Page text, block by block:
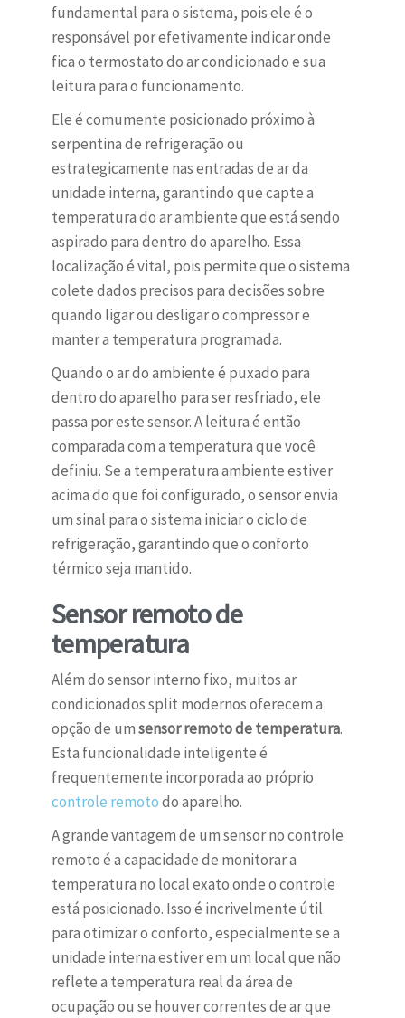
fundamental para o sistema, pois ele é o
responsável por efetivamente indicar onde
fica o termostato do ar condicionado e sua
leitura para o funcionamento.
Ele é comumente posicionado próximo à
serpentina de refrigeração ou
estrategicamente nas entradas de ar da
unidade interna, garantindo que capte a
temperatura do ar ambiente que está sendo
aspirado para dentro do aparelho. Essa
localização é vital, pois permite que o sistema
colete dados precisos para decisões sobre
quando ligar ou desligar o compressor e
manter a temperatura programada.
Quando o ar do ambiente é puxado para
dentro do aparelho para ser resfriado, ele
passa por este sensor. A leitura é então
comparada com a temperatura que você
definiu. Se a temperatura ambiente estiver
acima do que foi configurado, o sensor envia
um sinal para o sistema iniciar o ciclo de
refrigeração, garantindo que o conforto
térmico seja mantido.
Sensor remoto de
temperatura
Além do sensor interno fixo, muitos ar
condicionados split modernos oferecem a
opção de umsensor remoto de temperatura.
Esta funcionalidade inteligente é
frequentemente incorporada ao próprio
controle remotodo aparelho.
A grande vantagem de um sensor no controle
remoto é a capacidade de monitorar a
temperatura no local exato onde o controle
está posicionado. Isso é incrivelmente útil
para otimizar o conforto, especialmente se a
unidade interna estiver em um local que não
reflete a temperatura real da área de
ocupação ou se houver correntes de ar que